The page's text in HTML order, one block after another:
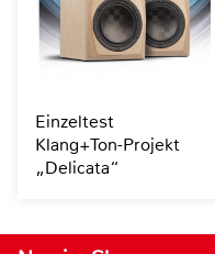
Einzeltest
Klang+Ton-Projekt
„Delicata“